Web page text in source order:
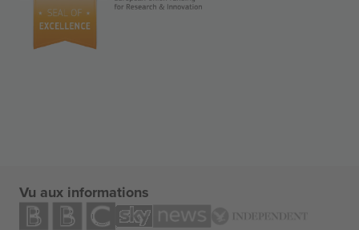
Vu aux informations